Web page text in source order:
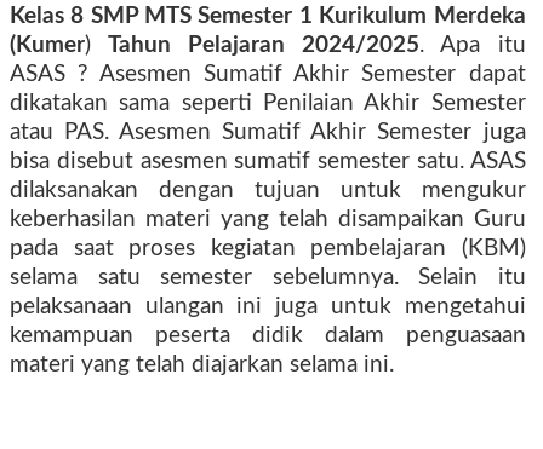
Kelas 8 SMP MTS Semester 1 Kurikulum Merdeka
(Kumer)Tahun Pelajaran 2024/2025. Apa itu
ASAS ? Asesmen Sumatif Akhir Semester dapat
dikatakan sama seperti Penilaian Akhir Semester
atau PAS. Asesmen Sumatif Akhir Semester juga
bisa disebut asesmen sumatif semester satu. ASAS
dilaksanakan dengan tujuan untuk mengukur
keberhasilan materi yang telah disampaikan Guru
pada saat proses kegiatan pembelajaran (KBM)
selama satu semester sebelumnya. Selain itu
pelaksanaan ulangan ini juga untuk mengetahui
kemampuan peserta didik dalam penguasaan
materi yang telah diajarkan selama ini.